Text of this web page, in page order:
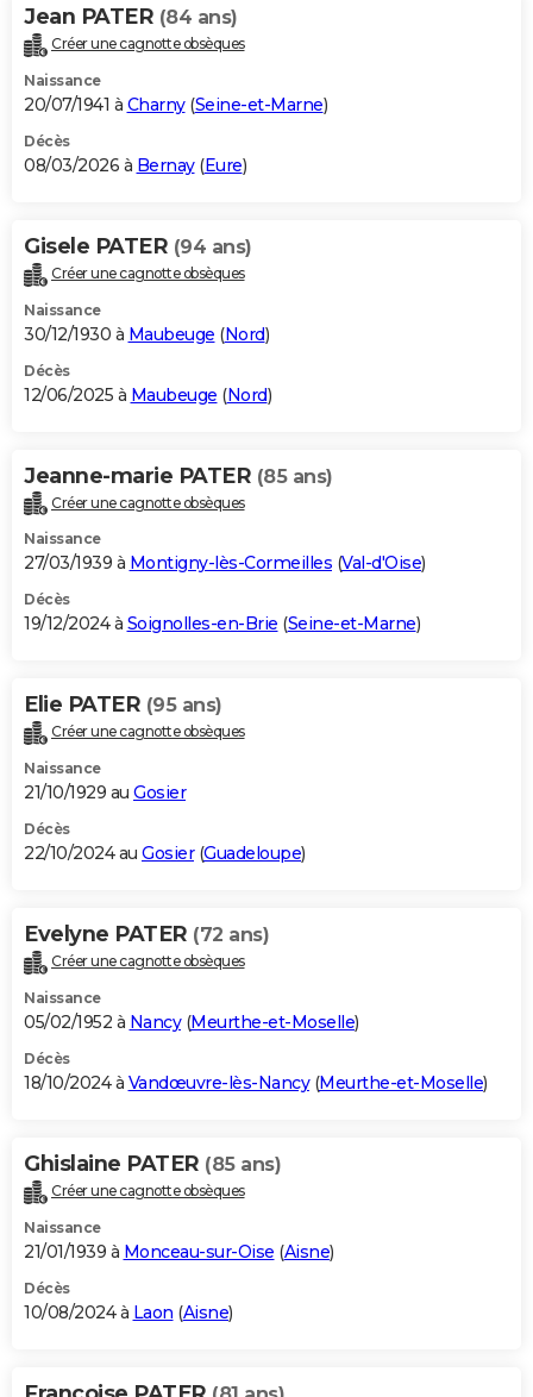
Bricolage
Lifestyle
Culture
Sport
Auto
Television
Voyage
Cinema
Jean PATER (84 ans)
Créer une cagnotte obsèques
Naissance
20/07/1941 à Charny(Seine-et-Marne)
Décès
08/03/2026 à Bernay(Eure)
Gisele PATER (94 ans)
Créer une cagnotte obsèques
Naissance
30/12/1930 à Maubeuge (Nord)
Décès
12/06/2025 à Maubeuge (Nord)
Jeanne-marie PATER (85 ans)
Créer une cagnotte obsèques
Naissance
27/03/1939 à Montigny-lès-Cormeilles (Val-d'Oise)
Décès
19/12/2024 à Soignolles-en-Brie (Seine-et-Marne)
Elie PATER (95 ans)
Créer une cagnotte obsèques
Naissance
21/10/1929 au Gosier
Décès
22/10/2024 au Gosier(Guadeloupe)
Evelyne PATER (72 ans)
Créer une cagnotte obsèques
Naissance
05/02/1952 à Nancy(Meurthe-et-Moselle)
Décès
18/10/2024 à Vandœuvre-lès-Nancy(Meurthe-et-Moselle)
Ghislaine PATER (85 ans)
Créer une cagnotte obsèques
Naissance
21/01/1939 à Monceau-sur-Oise (Aisne)
Décès
10/08/2024 à Laon (Aisne)